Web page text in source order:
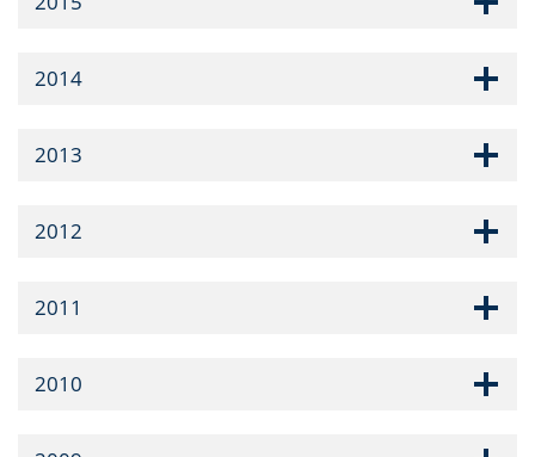
2014
2013
2012
2011
2010